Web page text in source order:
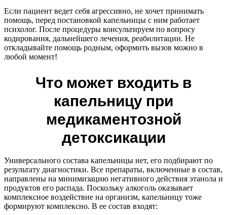
Если пациент ведет себя агрессивно, не хочет принимать
помощь, перед постановкой капельницы с ним работает
психолог. После процедуры консультируем по вопросу
кодирования, дальнейшего лечения, реабилитации. Не
откладывайте помощь родным, оформить вызов можно в
любой момент!
Что может входить в
капельницу при
медикаментозной
детоксикации
Универсального состава капельницы нет, его подбирают по
результату диагностики. Все препараты, включенные в состав,
направлены на минимизацию негативного действия этанола и
продуктов его распада. Поскольку алкоголь оказывает
комплексное воздействие на организм, капельницу тоже
формируют комплексно. В ее состав входят: